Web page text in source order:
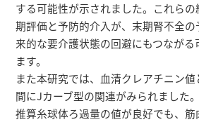
する可能性が示されました。これら
期評価と予防的介入が、末期腎不全
来的な要介護状態の回避にもつなが
ます。
また本研究では、血清クレアチニン
間にJカーブ型の関連がみられました
推算糸球体ろ過量の値が良好でも、